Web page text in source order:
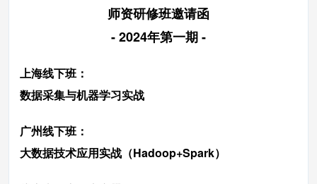
师资研修班邀请函
- 2024年第一期 -
上海线下班：
数据采集与机器学习实战
广州线下班：
大数据技术应用实战（Hadoop+Spark）